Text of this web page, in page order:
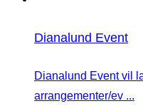
Dianalund Event
Dianalund Event vil
arrangementer/ev ...